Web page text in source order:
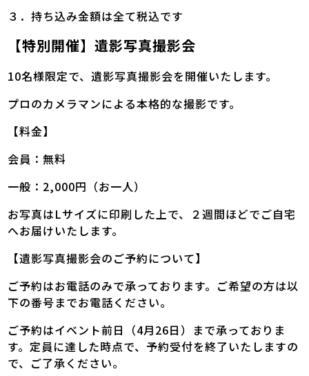
３．持ち込み金額は全て税込です
【特別開催】遺影写真撮影会
10名様限定で、遺影写真撮影会を開催いたします。
プロのカメラマンによる本格的な撮影です。
【料金】
会員：無料
一般：2,000円（お一人）
お写真はLサイズに印刷した上で、２週間ほどでご自宅
へお届けいたします。
【遺影写真撮影会のご予約について】
ご予約はお電話のみで承っております。ご希望の方は以
下の番号までお電話ください。
ご予約はイベント前日（4月26日）まで承っておりま
す。定員に達した時点で、予約受付を終了いたしますの
で、ご了承ください。